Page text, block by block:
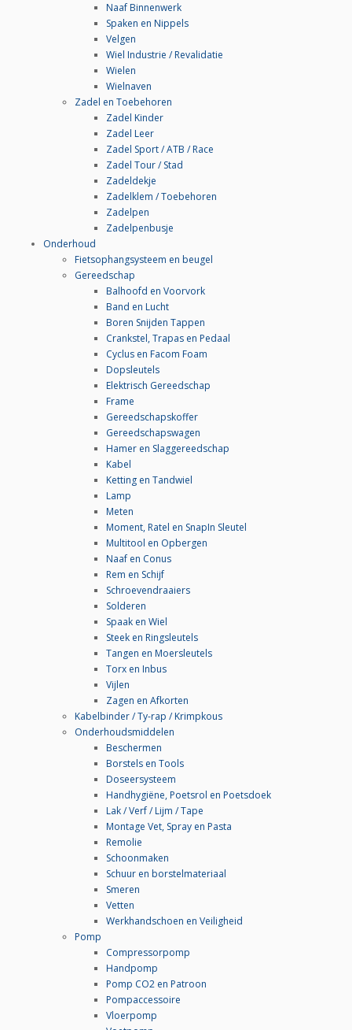
Naaf Binnenwerk
Spaken en Nippels
Velgen
Wiel Industrie / Revalidatie
Wielen
Wielnaven
Zadel en Toebehoren
Zadel Kinder
Zadel Leer
Zadel Sport / ATB / Race
Zadel Tour / Stad
Zadeldekje
Zadelklem / Toebehoren
Zadelpen
Zadelpenbusje
Onderhoud
Fietsophangsysteem en beugel
Gereedschap
Balhoofd en Voorvork
Band en Lucht
Boren Snijden Tappen
Crankstel, Trapas en Pedaal
Cyclus en Facom Foam
Dopsleutels
Elektrisch Gereedschap
Frame
Gereedschapskoffer
Gereedschapswagen
Hamer en Slaggereedschap
Kabel
Ketting en Tandwiel
Lamp
Meten
Moment, Ratel en SnapIn Sleutel
Multitool en Opbergen
Naaf en Conus
Rem en Schijf
Schroevendraaiers
Solderen
Spaak en Wiel
Steek en Ringsleutels
Tangen en Moersleutels
Torx en Inbus
Vijlen
Zagen en Afkorten
Kabelbinder / Ty-rap / Krimpkous
Onderhoudsmiddelen
Beschermen
Borstels en Tools
Doseersysteem
Handhygiëne, Poetsrol en Poetsdoek
Lak / Verf / Lijm / Tape
Montage Vet, Spray en Pasta
Remolie
Schoonmaken
Schuur en borstelmateriaal
Smeren
Vetten
Werkhandschoen en Veiligheid
Pomp
Compressorpomp
Handpomp
Pomp CO2 en Patroon
Pompaccessoire
Vloerpomp